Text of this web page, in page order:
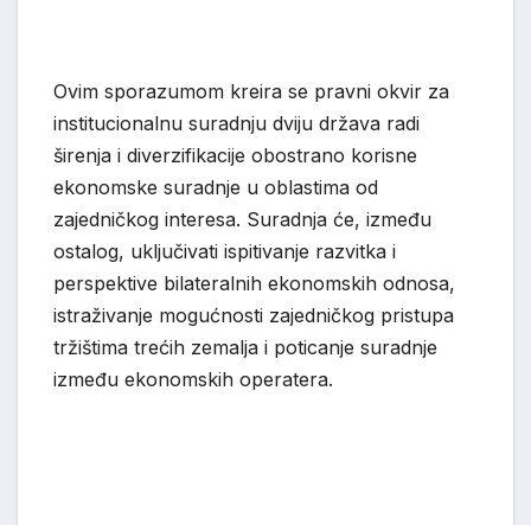
Ovim sporazumom kreira se pravni okvir za
institucionalnu suradnju dviju država radi
širenja i diverzifikacije obostrano korisne
ekonomske suradnje u oblastima od
zajedničkog interesa. Suradnja će, između
ostalog, uključivati ispitivanje razvitka i
perspektive bilateralnih ekonomskih odnosa,
istraživanje mogućnosti zajedničkog pristupa
tržištima trećih zemalja i poticanje suradnje
između ekonomskih operatera.